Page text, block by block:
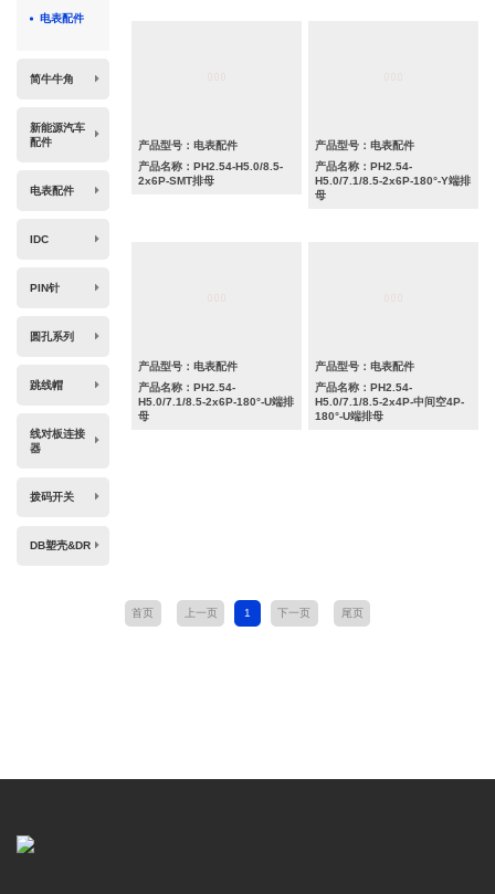
电表配件
简牛牛角
新能源汽车
配件
电表配件
IDC
PIN针
圆孔系列
跳线帽
线对板连接
器
拨码开关
DB塑壳&DR
产品型号：电表配件
产品名称：PH2.54-H5.0/8.5-
2x6P-SMT排母
产品型号：电表配件
产品名称：PH2.54-
H5.0/7.1/8.5-2x6P-180°-Y端排
母
产品型号：电表配件
产品名称：PH2.54-
H5.0/7.1/8.5-2x6P-180°-U端排
母
产品型号：电表配件
产品名称：PH2.54-
H5.0/7.1/8.5-2x4P-中间空4P-
180°-U端排母
首页 上一页 1 下一页 尾页